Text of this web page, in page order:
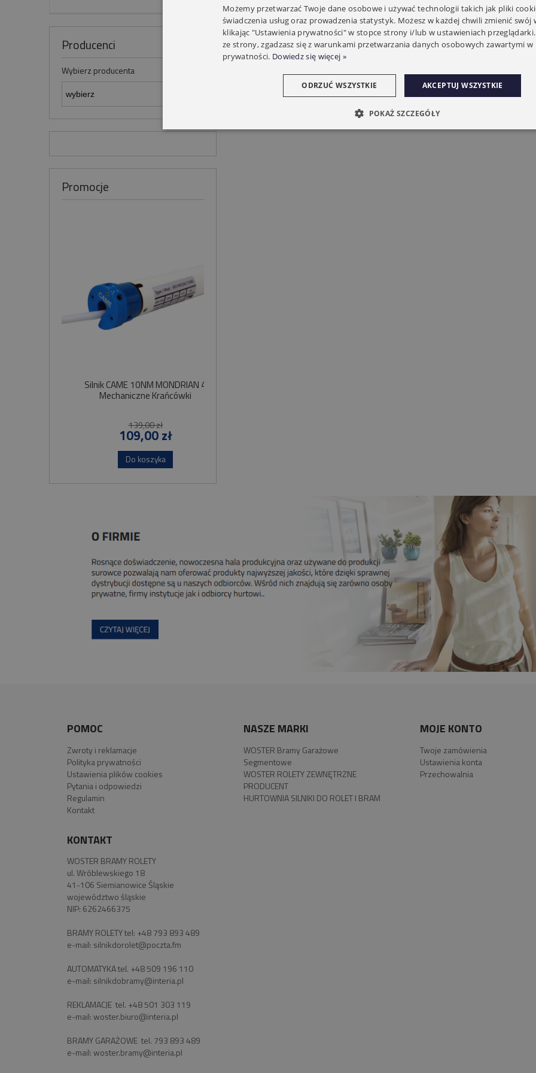
Producenci
Wybierz producenta
Promocje
Silnik CAME 10NM MONDRIAN 4
Mechaniczne Krańcówki
139,00 zł
109,00 zł
Do koszyka
POMOC
Zwroty i reklamacje
Polityka prywatności
Ustawienia plików cookies
Pytania i odpowiedzi
Regulamin
Kontakt
NASZE MARKI
WOSTER Bramy Garażowe
Segmentowe
WOSTER ROLETY ZEWNĘTRZNE
PRODUCENT
HURTOWNIA SILNIKI DO ROLET I BRAM
MOJE KONTO
Twoje zamówienia
Ustawienia konta
Przechowalnia
KONTAKT
WOSTER BRAMY ROLETY
ul. Wróblewskiego 18
41-106 Siemianowice Śląskie
województwo śląskie
NIP: 6262466375
BRAMY ROLETY tel: +48 793 893 489
e-mail: silnikdorolet@poczta.fm
AUTOMATYKA tel. +48 509 196 110
e-mail: silnikdobramy@interia.pl
REKLAMACJE tel. +48 501 303 119
e-mail:woster.biuro@interia.pl
BRAMY GARAŻOWE tel. 793 893 489
e-mail:woster.bramy@interia.pl
Możemy przetwarzać Twoje dane osobowe i używać technologii takich jak pliki
świadczenia usług oraz prowadzenia statystyk. Możesz w każdej chwili zmienić swój
klikając "Ustawienia prywatności" w stopce strony i/lub w ustawieniach
ze strony, zgadzasz się z warunkami przetwarzania danych osobowych zawartymi
prywatności. Dowiedz się więcej »
AKCEPTUJ WSZYSTKIE
ODRZUĆ WSZYSTKIE
POKAŻ SZCZEGÓŁY